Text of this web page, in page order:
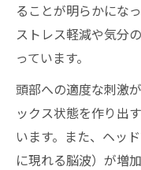
ることが明らかにな
ストレス軽減や気分
っています。
頭部への適度な刺激
ックス状態を作り出
います。また、ヘッ
に現れる脳波）が増